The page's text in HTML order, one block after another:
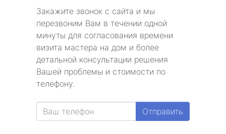
Закажите звонок с сайта и мы
перезвоним Вам в течении одной
минуты для согласования времени
визита мастера на дом и более
детальной консультации решения
Вашей проблемы и стоимости по
телефону.
Отправить